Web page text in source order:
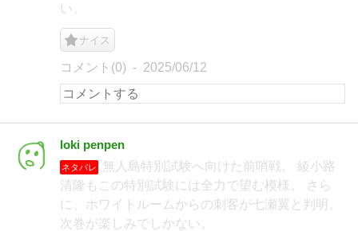
い。
ナイス
コメント(0) 2025/06/12
loki penpen
ネタバレ
無人島特別試験へ向けた前哨戦。 綾小路
清隆もこの特別試験には全力で望む模様。 さら
に、ホワイトルームからの刺客が七瀬翼と判明。
次巻が楽しみでしかない。